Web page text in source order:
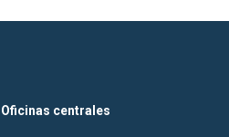
Oficinas centrales